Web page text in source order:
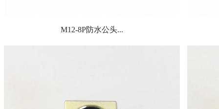
M12-8P防水公头...